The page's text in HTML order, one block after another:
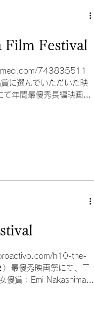
Film Festival
743835511
に選んでいただいた映
年間最優秀長編映画１
h10-the-
最優秀映画祭にて、三
優賞：Emi Nakashima